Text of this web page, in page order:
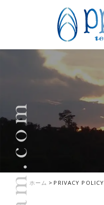
ホーム > PRIVACY POLICY